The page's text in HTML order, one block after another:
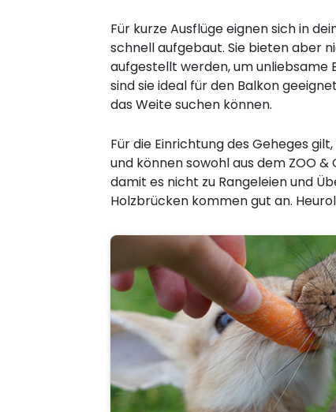
Für kurze Ausflüge eignen sich in
schnell aufgebaut. Sie bieten aber
aufgestellt werden, um unliebsame
sind sie ideal für den Balkon
das Weite suchen können.
Für die Einrichtung des Geheges
und können sowohl aus dem ZOO
damit es nicht zu Rangeleien und
Holzbrücken kommen gut an.